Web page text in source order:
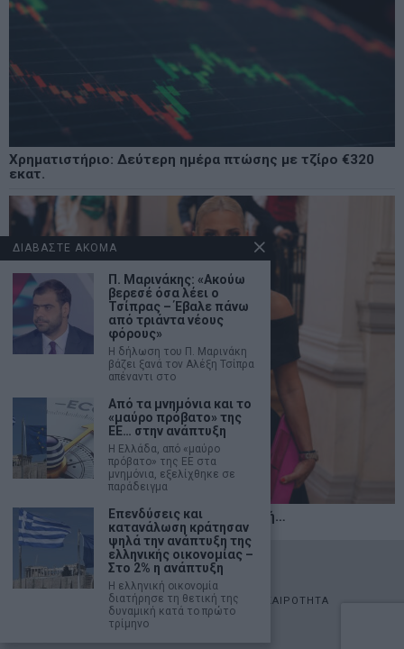
Χρηματιστήριο: Δεύτερη ημέρα πτώσης με τζίρο €320
εκατ.
Η αληθινή παιδεία ξεκινά από την ψυχή…
©2026 - marketnews.gr - All Rights Reserved
ΟΙΚΟΝΟΜΙΑ ΠΟΛΙΤΙΚΗ ΑΓΟΡΕΣ
ΕΠΙΚΑΙΡΟΤΗΤΑ
LIFESTYLE
ΔΙΑΒΑΣΤΕ ΑΚΟΜΑ
Π. Μαρινάκης: «Ακούω
βερεσέ όσα λέει ο
Τσίπρας – Έβαλε πάνω
από τριάντα νέους
φόρους»
Η δήλωση του Π. Μαρινάκη
βάζει ξανά τον Αλέξη Τσίπρα
απέναντι στο
Από τα μνημόνια και το
«μαύρο πρόβατο» της
ΕΕ… στην ανάπτυξη
Η Ελλάδα, από «μαύρο
πρόβατο» της ΕΕ στα
μνημόνια, εξελίχθηκε σε
παράδειγμα
Επενδύσεις και
κατανάλωση κράτησαν
ψηλά την ανάπτυξη της
ελληνικής οικονομίας –
Στο 2% η ανάπτυξη
Η ελληνική οικονομία
διατήρησε τη θετική της
δυναμική κατά το πρώτο
τρίμηνο